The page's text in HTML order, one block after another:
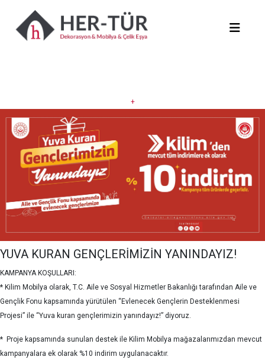
+
YUVA KURAN GENÇLERİMİZİN YANINDAYIZ!
KAMPANYA KOŞULLARI:
* Kilim Mobilya olarak, T.C. Aile ve Sosyal Hizmetler Bakanlığı tarafından Aile ve
Gençlik Fonu kapsamında yürütülen “Evlenecek Gençlerin Desteklenmesi
Projesi” ile “Yuva kuran gençlerimizin yanındayız!” diyoruz.
* Proje kapsamında sunulan destek ile Kilim Mobilya mağazalarımızdan mevcut
kampanyalara ek olarak %10 indirim uygulanacaktır.